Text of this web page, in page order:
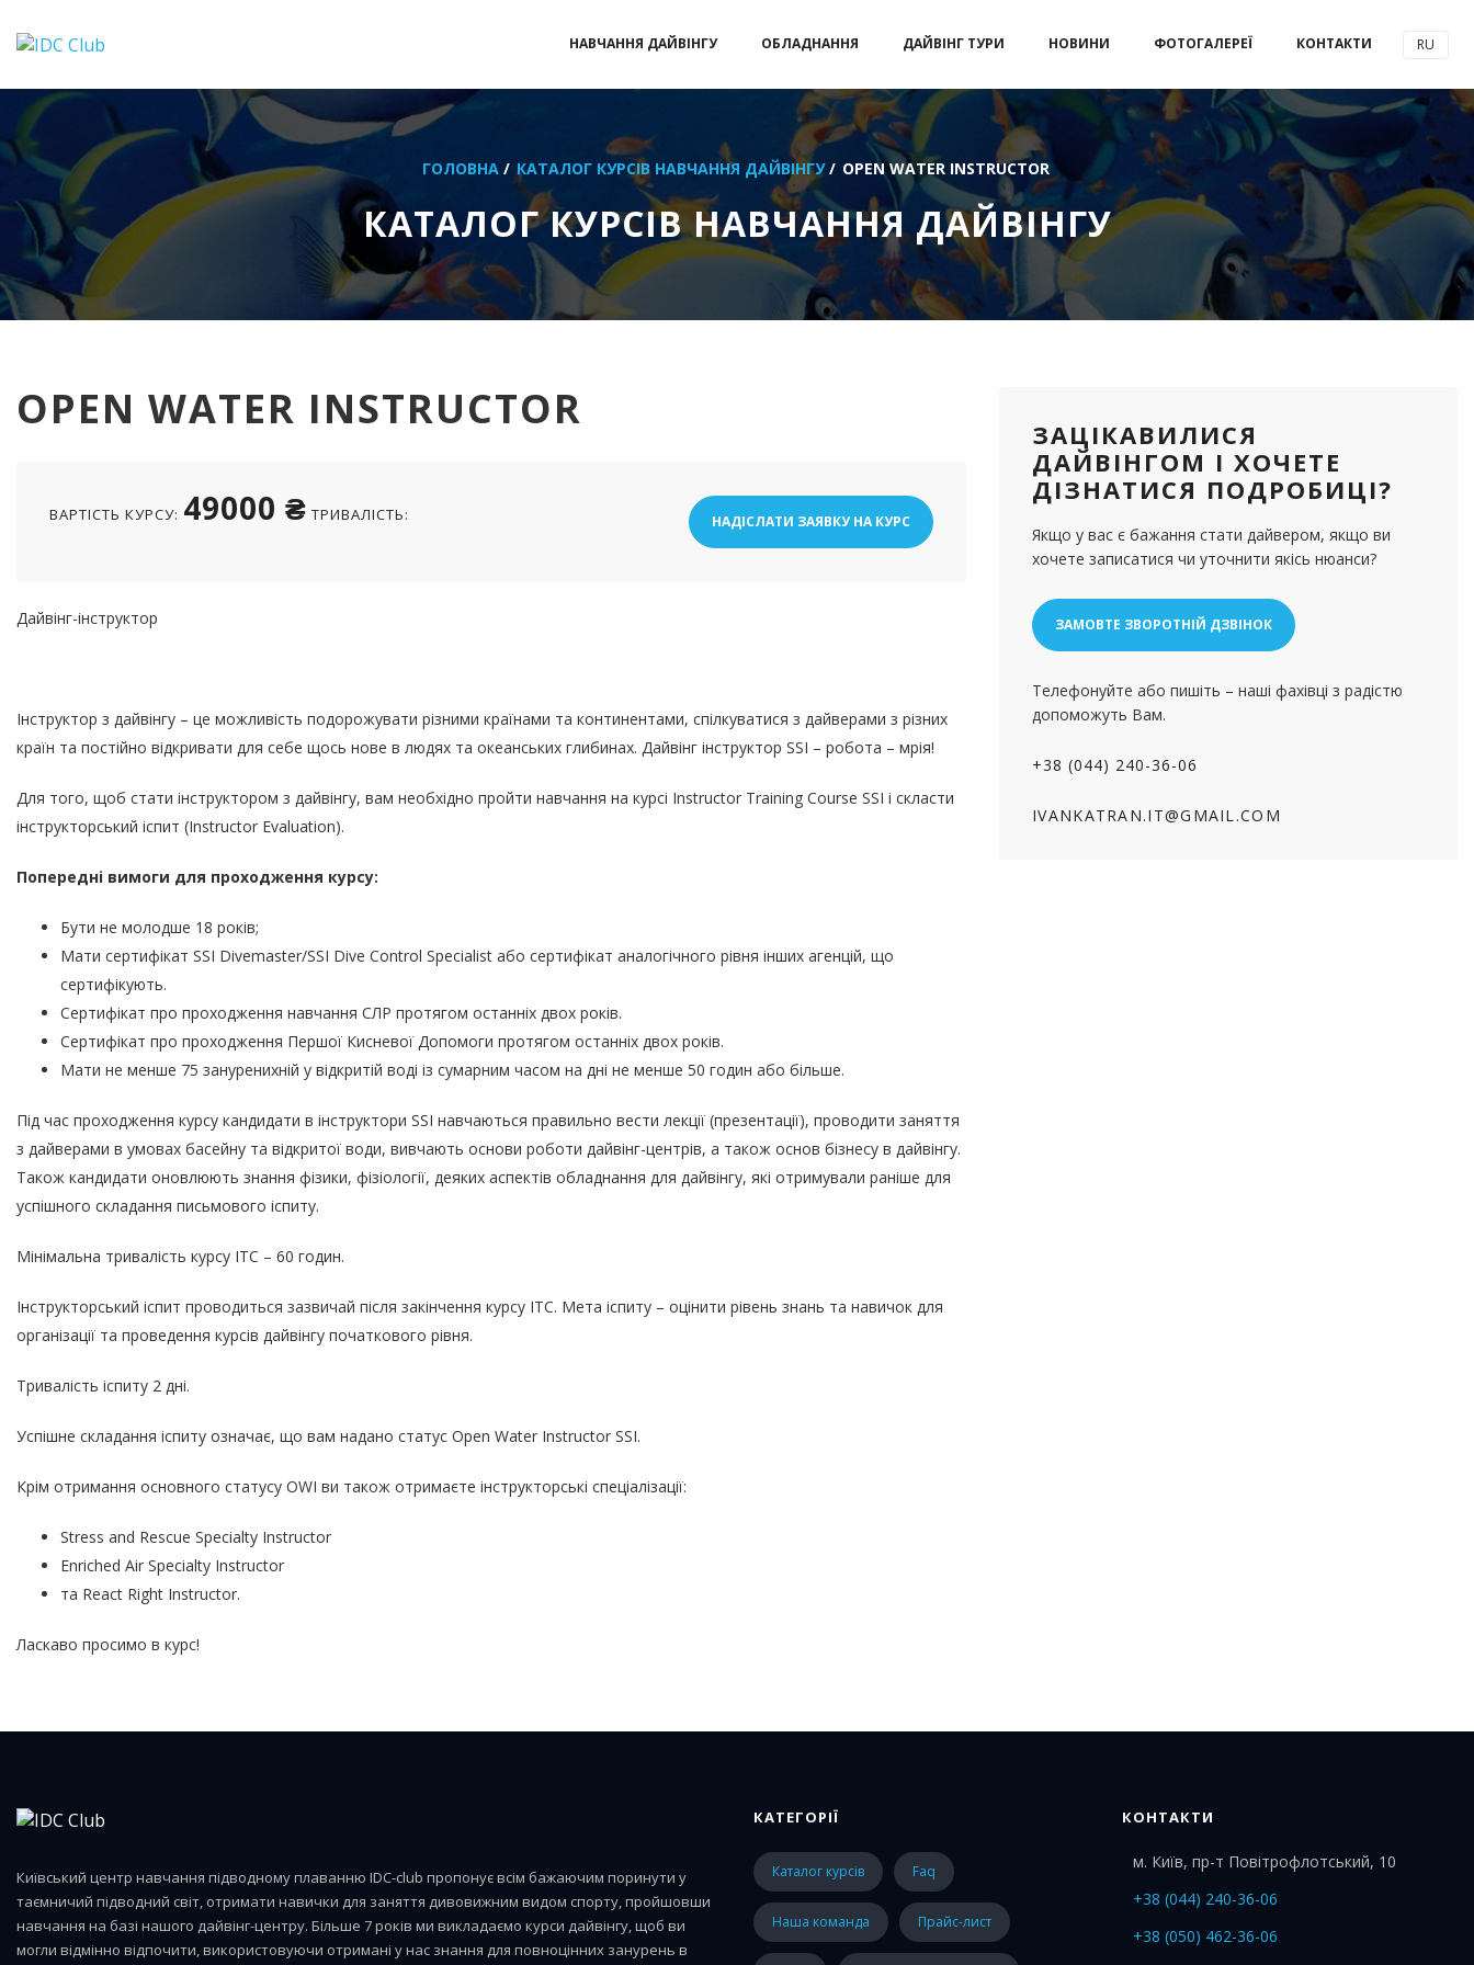
НАВЧАННЯ ДАЙВІНГУ ОБЛАДНАННЯ ДАЙВІНГ ТУРИ НОВИНИ ФОТОГАЛЕРЕЇ КОНТАКТИ RU
ГОЛОВНА / КАТАЛОГ КУРСІВ НАВЧАННЯ ДАЙВІНГУ/ OPEN WATER INSTRUCTOR
КАТАЛОГ КУРСІВ НАВЧАННЯ ДАЙВІНГУ
OPEN WATER INSTRUCTOR
ВАРТІСТЬ КУРСУ: 49000 ₴ ТРИВАЛІСТЬ: НАДІСЛАТИ ЗАЯВКУ НА КУРС
Дайвінг-інструктор
Інструктор з дайвінгу – це можливість подорожувати різними країнами та континентами, спілкуватися з дайверами з різних
країн та постійно відкривати для себе щось нове в людях та океанських глибинах. Дайвінг інструктор SSI – робота – мрія!
Для того, щоб стати інструктором з дайвінгу, вам необхідно пройти навчання на курсі Instructor Training Course SSI і скласти
інструкторський іспит (Instructor Evaluation).
Попередні вимоги для проходження курсу:
Бути не молодше 18 років;
Мати сертифікат SSI Divemaster/SSI Dive Control Specialist або сертифікат аналогічного рівня інших агенцій, що
сертифікують.
Сертифікат про проходження навчання СЛР протягом останніх двох років.
Сертифікат про проходження Першої Кисневої Допомоги протягом останніх двох років.
Мати не менше 75 зануренихній у відкритій воді із сумарним часом на дні не менше 50 годин або більше.
Під час проходження курсу кандидати в інструктори SSI навчаються правильно вести лекції (презентації), проводити заняття
з дайверами в умовах басейну та відкритої води, вивчають основи роботи дайвінг-центрів, а також основ бізнесу в дайвінгу.
Також кандидати оновлюють знання фізики, фізіології, деяких аспектів обладнання для дайвінгу, які отримували раніше для
успішного складання письмового іспиту.
Мінімальна тривалість курсу ITC – 60 годин.
Інструкторський іспит проводиться зазвичай після закінчення курсу ITC. Мета іспиту – оцінити рівень знань та навичок для
організації та проведення курсів дайвінгу початкового рівня.
Тривалість іспиту 2 дні.
Успішне складання іспиту означає, що вам надано статус Open Water Instructor SSI.
Крім отримання основного статусу OWI ви також отримаєте інструкторські спеціалізації:
Stress and Rescue Specialty Instructor
Enriched Air Specialty Instructor
та React Right Instructor.
Ласкаво просимо в курс!
ЗАЦІКАВИЛИСЯ
ДАЙВІНГОМ І ХОЧЕТЕ
ДІЗНАТИСЯ ПОДРОБИЦІ?
Якщо у вас є бажання стати дайвером, якщо ви
хочете записатися чи уточнити якісь нюанси?
ЗАМОВТЕ ЗВОРОТНІЙ ДЗВІНОК
Телефонуйте або пишіть – наші фахівці з радістю
допоможуть Вам.
+38 (044) 240-36-06
IVANKATRAN.IT@GMAIL.COM
Київський центр навчання підводному плаванню IDC-club пропонує всім бажаючим поринути у
таємничий підводний світ, отримати навички для заняття дивовижним видом спорту, пройшовши
навчання на базі нашого дайвінг-центру. Більше 7 років ми викладаємо курси дайвінгу, щоб ви
могли відмінно відпочити, використовуючи отримані у нас знання для повноцінних занурень в
КАТЕГОРІЇ
каталог курсів faq
наша команда прайс-лист
КОНТАКТИ
м. Київ, пр-т Повітрофлотський, 10
+38 (044) 240-36-06
+38 (050) 462-36-06